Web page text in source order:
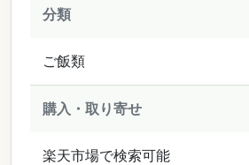
分類
ご飯類
購入・取り寄せ
楽天市場で検索可能